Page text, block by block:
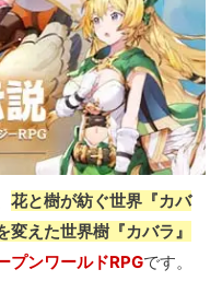
花と樹が紡ぐ世界『カバ
えた世界樹『カバラ』
プンワールドRPGです。